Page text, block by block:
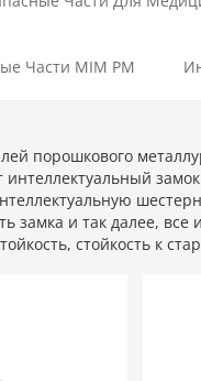
Части MIM PM
порошкового
замка и так далее,
стойкость к